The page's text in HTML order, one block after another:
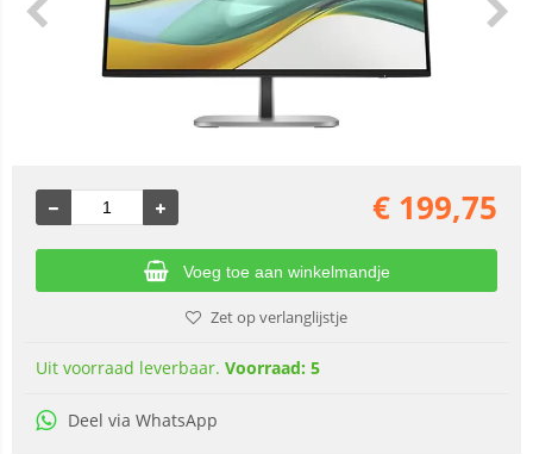
€ 199,75
Voeg toe aan winkelmandje
Zet op verlanglijstje
Uit voorraad leverbaar. Voorraad: 5
Deel via WhatsApp